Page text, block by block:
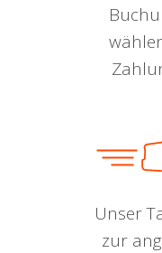
Unser
zur